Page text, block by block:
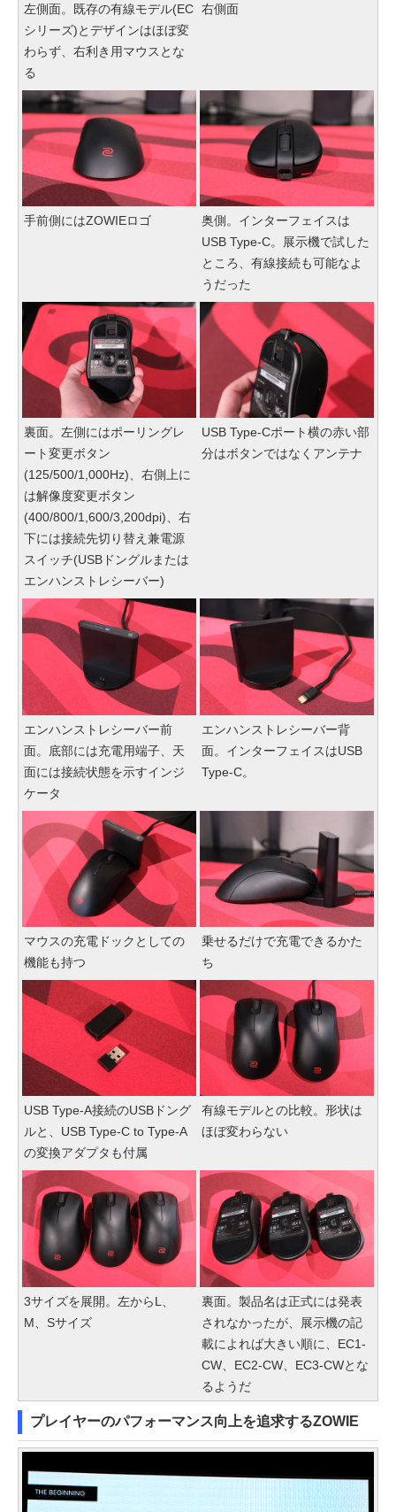
左側面。既存の有線モデル(EC
シリーズ)とデザインはほぼ変
わらず、右利き用マウスとな
る
右側面
手前側にはZOWIEロゴ
奥側。インターフェイスは
USB Type-C。展示機で試した
ところ、有線接続も可能なよ
うだった
裏面。左側にはポーリングレ
ート変更ボタン
(125/500/1,000Hz)、右側上に
は解像度変更ボタン
(400/800/1,600/3,200dpi)、右
下には接続先切り替え兼電源
スイッチ(USBドングルまたは
エンハンストレシーバー)
USB Type-Cポート横の赤い部
分はボタンではなくアンテナ
エンハンストレシーバー前
面。底部には充電用端子、天
面には接続状態を示すインジ
ケータ
エンハンストレシーバー背
面。インターフェイスはUSB
Type-C。
マウスの充電ドックとしての
機能も持つ
乗せるだけで充電できるかた
ち
USB Type-A接続のUSBドング
ルと、USB Type-C to Type-A
の変換アダプタも付属
有線モデルとの比較。形状は
ほぼ変わらない
3サイズを展開。左からL、
M、Sサイズ
裏面。製品名は正式には発表
されなかったが、展示機の記
載によれば大きい順に、EC1-
CW、EC2-CW、EC3-CWとな
るようだ
プレイヤーのパフォーマンス向上を追求するZOWIE